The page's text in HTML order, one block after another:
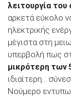
λειτουργία του
αρκετά εύκολο
ηλεκτρικής
μέγιστα στη
υπερβολή πως
μικρότερη των
ιδιαίτερη…
Νούμερο